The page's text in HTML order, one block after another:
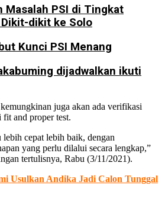
Masalah PSI di Tingkat
dikit ke Solo
Kunci PSI Menang
dijadwalkan ikuti
juga akan ada verifikasi
fit and proper test.
cepat lebih baik, dengan
yang perlu dilalui secara lengkap,”
tertulisnya, Rabu (3/11/2021).
Usulkan Andika Jadi Calon Tunggal